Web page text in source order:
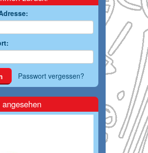
Passwort vergessen?